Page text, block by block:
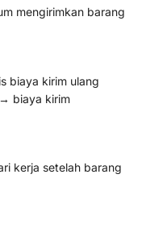
mengirimkan barang
biaya kirim ulang
biaya kirim
kerja setelah barang